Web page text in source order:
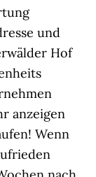
und
Hof
anzeigen
Wenn